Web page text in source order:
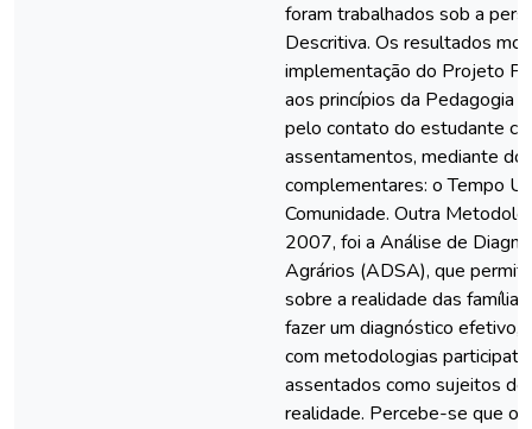
foram trabalhados sob a
Descritiva. Os resultados
implementação do Projeto
aos princípios da Pedagogia
pelo contato do estudante
assentamentos, mediante
complementares: o Tempo
Comunidade. Outra
2007, foi a Análise de
Agrários (ADSA), que
sobre a realidade das
fazer um diagnóstico efetivo,
com metodologias
assentados como sujeitos de
realidade. Percebe-se que o